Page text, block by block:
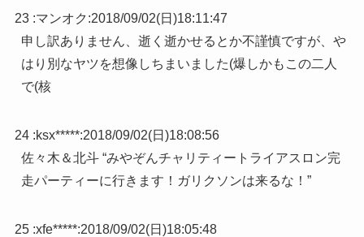
23 :マンオク :2018/09/02(日)18:11:47
申し訳ありません、逝く逝かせるとか不謹慎ですが、や
はり別なヤツを想像しちまいました(爆しかもこの二人
で(核
24 :ksx*****:2018/09/02(日)18:08:56
佐々木＆北斗 “みやぞんチャリティートライアスロン完
走パーティーに行きます！ガリクソンは来るな！”
25 :xfe*****:2018/09/02(日)18:05:48